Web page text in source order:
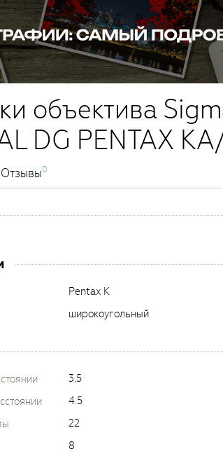
объектива
DG PENTAX
Отзывы0
Pentax K
широкоугольный
3.5
4.5
22
8